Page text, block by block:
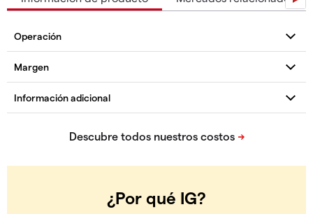
¿Por qué IG?